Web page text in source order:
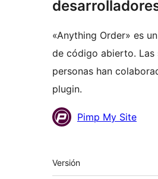
«Anything Order» es
de código abierto. Las
personas han
plugin.
Colaboradores
Pimp My Site
Meta
Versión